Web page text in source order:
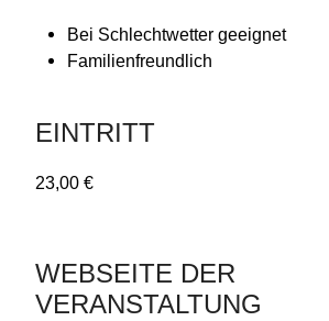
Bei Schlechtwetter geeignet
Familienfreundlich
EINTRITT
23,00 €
WEBSEITE DER
VERANSTALTUNG